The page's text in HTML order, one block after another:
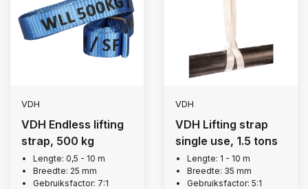
VDH
VDH Endless lifting
strap, 500 kg
Lengte: 0,5 - 10 m
Breedte: 25 mm
Gebruiksfactor: 7:1
VDH
VDH Lifting strap
single use, 1.5 tons
Lengte: 1 - 10 m
Breedte: 35 mm
Gebruiksfactor: 5:1